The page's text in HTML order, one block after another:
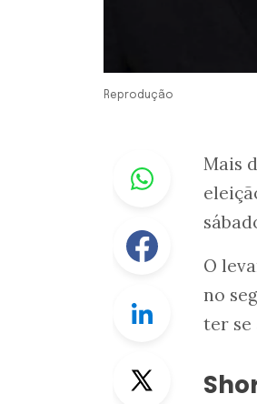
Reprodução
Whastapp
Facebook
Linkedin
Mais
O
no
ter se